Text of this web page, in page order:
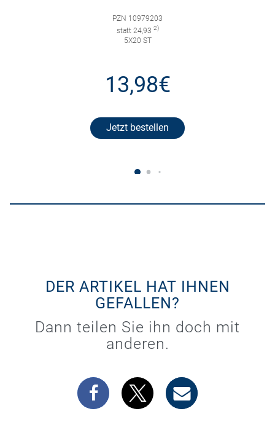
PZN 10979203
statt 24,93 2)
5X20 ST
13,98€
Jetzt bestellen
DER ARTIKEL HAT IHNEN
GEFALLEN?
Dann teilen Sie ihn doch mit
anderen.